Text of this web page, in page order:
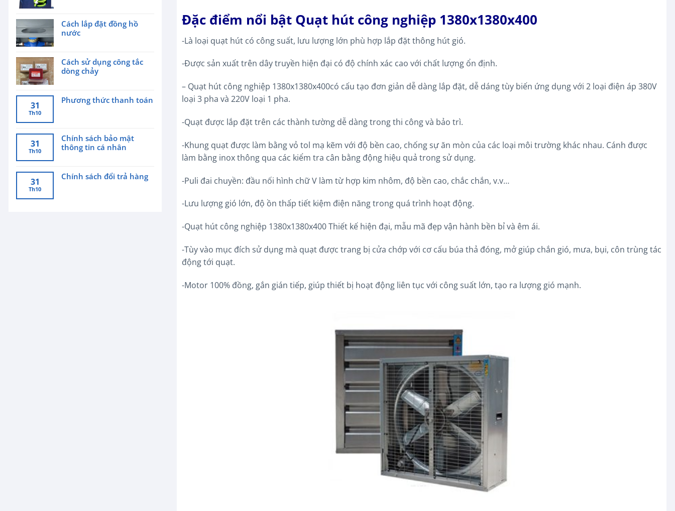
Cách lắp đặt đồng hồ
nước
Cách sử dụng công tắc
dòng chảy
31
Th10
Phương thức thanh toán
31
Th10
Chính sách bảo mật
thông tin cá nhân
31
Th10
Chính sách đổi trả hàng
Đặc điểm nổi bật Quạt hút công nghiệp 1380x1380x400
-Là loại quạt hút có công suất, lưu lượng lớn phù hợp lắp đặt thông hút gió.
-Được sản xuất trên dây truyền hiện đại có độ chính xác cao với chất lượng ổn định.
– Quạt hút công nghiệp 1380x1380x400có cấu tạo đơn giản dễ dàng lắp đặt, dễ dáng tùy biến ứng dụng với 2 loại điện áp 380V
loại 3 pha và 220V loại 1 pha.
-Quạt được lắp đặt trên các thành tường dễ dàng trong thi công và bảo trì.
-Khung quạt được làm bằng vỏ tol mạ kẽm với độ bền cao, chống sự ăn mòn của các loại môi trường khác nhau. Cánh được
làm bằng inox thông qua các kiểm tra cân bằng động hiệu quả trong sử dụng.
-Puli đai chuyền: đầu nối hình chữ V làm từ hợp kim nhôm, độ bền cao, chắc chắn, v.v…
-Lưu lượng gió lớn, độ ồn thấp tiết kiệm điện năng trong quá trình hoạt động.
-Quạt hút công nghiệp 1380x1380x400 Thiết kế hiện đại, mẫu mã đẹp vận hành bền bỉ và êm ái.
-Tùy vào mục đích sử dụng mà quạt được trang bị cửa chớp với cơ cấu búa thả đóng, mở giúp chắn gió, mưa, bụi, côn trùng tác
động tới quạt.
-Motor 100% đồng, gắn gián tiếp, giúp thiết bị hoạt động liên tục với công suất lớn, tạo ra lượng gió mạnh.